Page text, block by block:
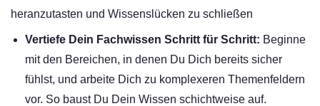
heranzutasten und Wissenslücken zu schließen
Vertiefe Dein Fachwissen Schritt für Schritt: Beginne
mit den Bereichen, in denen Du Dich bereits sicher
fühlst, und arbeite Dich zu komplexeren Themenfeldern
vor. So baust Du Dein Wissen schichtweise auf.